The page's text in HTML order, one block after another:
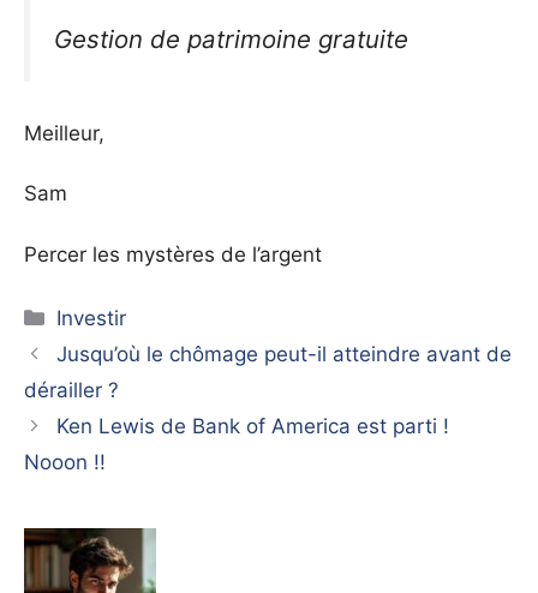
Gestion de patrimoine gratuite
Meilleur,
Sam
Percer les mystères de l’argent
Catégories
Investir
Jusqu’où le chômage peut-il atteindre avant de
dérailler ?
Ken Lewis de Bank of America est parti !
Nooon !!